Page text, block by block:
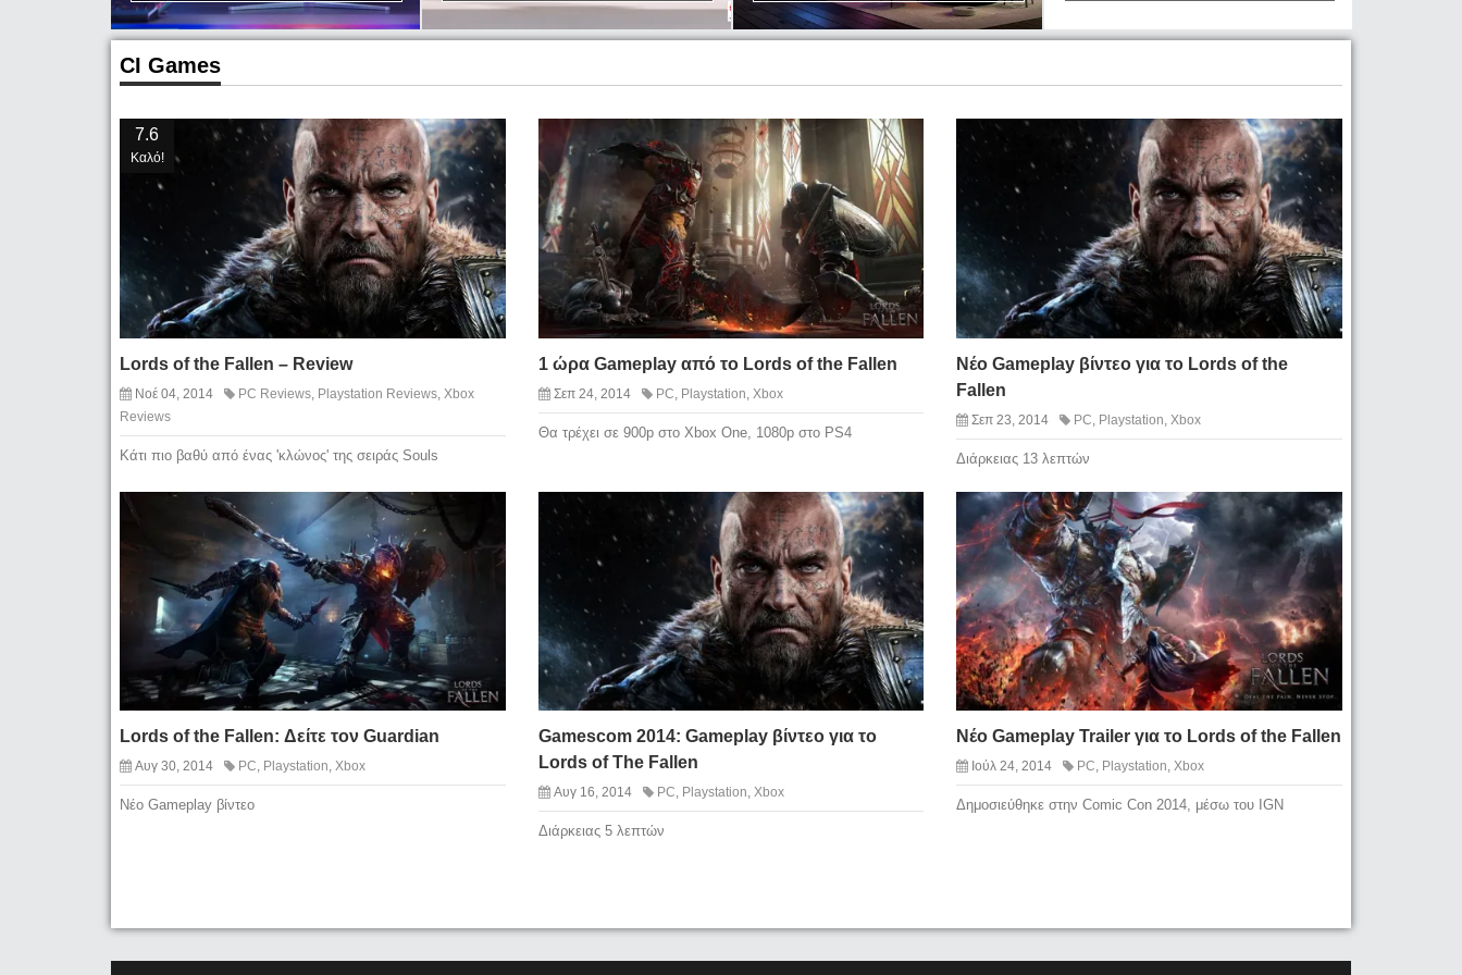
CI Games
7.6
Καλό!
Lords of the Fallen – Review
Νοέ 04, 2014 PC Reviews Playstation Reviews Xbox
Reviews
Κάτι πιο βαθύ από ένας 'κλώνος' της σειράς Souls
1 ώρα Gameplay από το Lords of the Fallen
Σεπ 24, 2014 PC Playstation Xbox
Θα τρέχει σε 900p στο Xbox One, 1080p στο PS4
Νέο Gameplay βίντεο για το Lords of the
Fallen
Σεπ 23, 2014 PC Playstation Xbox
Διάρκειας 13 λεπτών
Lords of the Fallen: Δείτε τον Guardian
Αυγ 30, 2014 PC, Playstation, Xbox
Νέο Gameplay βίντεο
Gamescom 2014: Gameplay βίντεο για το
Lords of The Fallen
Αυγ 16, 2014 PC, Playstation, Xbox
Διάρκειας 5 λεπτών
Νέο Gameplay Trailer για το Lords of the Fallen
Ιούλ 24, 2014 PC, Playstation,Xbox
Δημοσιεύθηκε στην Comic Con 2014, μέσω του IGN